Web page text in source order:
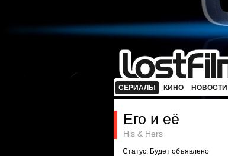
СЕРИАЛЫ КИНО НОВОСТИ
Его и её
His & Hers
Статус: Будет объявлено